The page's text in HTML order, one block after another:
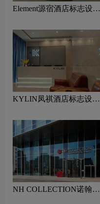
Element源宿酒店标志设计
KYLIN凤祺酒店标志设计
NH COLLECTION诺翰精